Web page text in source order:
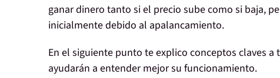
ganar dinero tanto si el precio sube como si baja,
inicialmente debido al apalancamiento.
En el siguiente punto te explico conceptos claves
ayudarán a entender mejor su funcionamiento.